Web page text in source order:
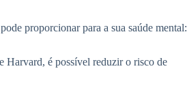
proporcionar para a sua saúde mental:
Harvard, é possível reduzir o risco de